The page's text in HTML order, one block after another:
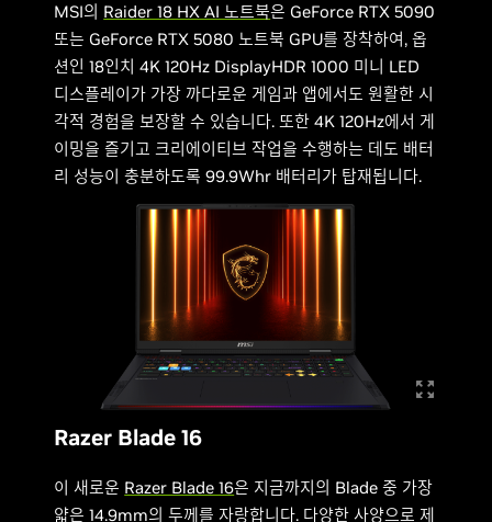
MSI의 Raider 18 HX AI 노트북은 GeForce RTX 5090
또는 GeForce RTX 5080 노트북 GPU를 장착하여, 옵
션인 18인치 4K 120Hz DisplayHDR 1000 미니 LED
디스플레이가 가장 까다로운 게임과 앱에서도 원활한 시
각적 경험을 보장할 수 있습니다. 또한 4K 120Hz에서 게
이밍을 즐기고 크리에이티브 작업을 수행하는 데도 배터
리 성능이 충분하도록 99.9Whr 배터리가 탑재됩니다.
Razer Blade 16
이 새로운 Razer Blade 16은 지금까지의 Blade 중 가장
얇은 14.9mm의 두께를 자랑합니다. 다양한 사양으로 제